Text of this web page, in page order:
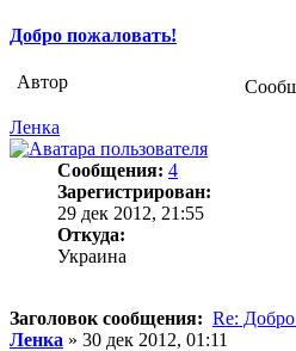
Добро пожаловать!
Автор
Ленка
Сообщения: 4
Зарегистрирован:
29 дек 2012, 21:55
Откуда:
Украина
Заголовок сообщения: Re:
Ленка » 30 дек 2012, 01:11